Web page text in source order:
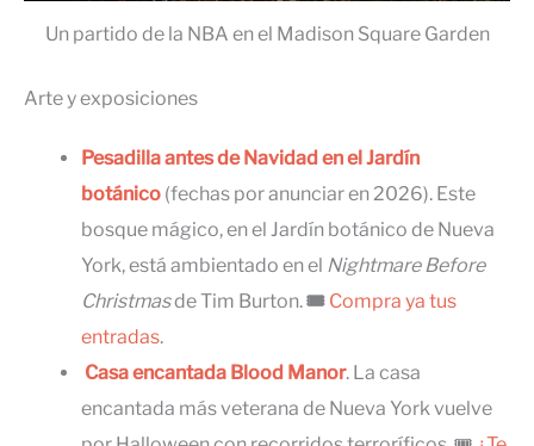
Un partido de la NBA en el Madison Square Garden
Arte y exposiciones
Pesadilla antes de Navidad en el Jardín
botánico (fechas por anunciar en 2026). Este
bosque mágico, en el Jardín botánico de Nueva
York, está ambientado en el Nightmare Before
Christmasde Tim Burton.🎟 Compra ya tus
entradas.
Casa encantada Blood Manor. La casa
encantada más veterana de Nueva York vuelve